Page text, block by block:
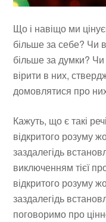
Що і навіщо ми
більше за себе? Чи
більше за думки? Чи
вірити в них,
домовлятися про
Кажуть, що є такі
відкритого розуму
заздалегідь
виключенням тієї
відкритого розуму
заздалегідь
поговоримо про